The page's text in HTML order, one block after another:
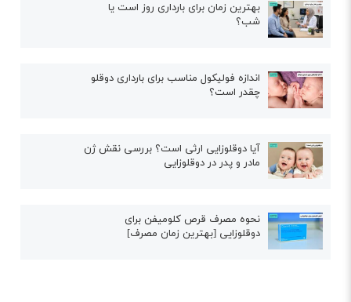
بهترین زمان برای بارداری روز است یا
شب؟
اندازه فولیکول مناسب برای بارداری دوقلو
چقدر است؟
آیا دوقلوزایی ارثی است؟ بررسی نقش ژن
مادر و پدر در دوقلوزایی
نحوه مصرف قرص کلومیفن برای
دوقلوزایی [بهترین زمان مصرف]